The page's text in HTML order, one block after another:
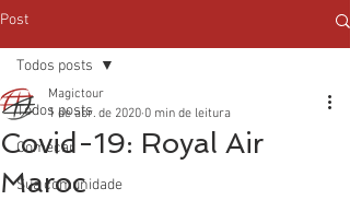
Post
Todos posts
Começar
Sua comunidade
Todos posts
Covid-19: Royal Air
Maroc
Magictour
1 de abr. de 2020 0 min de leitura